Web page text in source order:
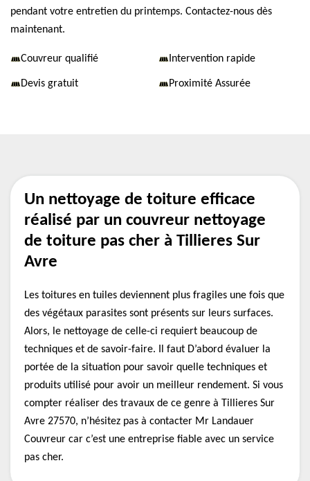
pendant votre entretien du printemps. Contactez-nous dès
maintenant.
Couvreur qualifié Intervention rapide
Devis gratuit Proximité Assurée
Un nettoyage de toiture efficace
réalisé par un couvreur nettoyage
de toiture pas cher à Tillieres Sur
Avre
Les toitures en tuiles deviennent plus fragiles une fois que
des végétaux parasites sont présents sur leurs surfaces.
Alors, le nettoyage de celle-ci requiert beaucoup de
techniques et de savoir-faire. Il faut D’abord évaluer la
portée de la situation pour savoir quelle techniques et
produits utilisé pour avoir un meilleur rendement. Si vous
compter réaliser des travaux de ce genre à Tillieres Sur
Avre 27570, n’hésitez pas à contacter Mr Landauer
Couvreur car c’est une entreprise fiable avec un service
pas cher.